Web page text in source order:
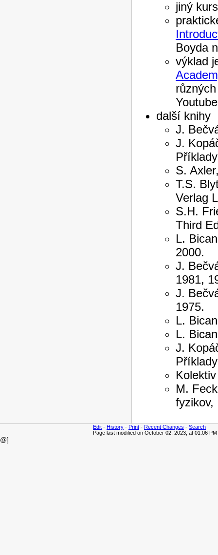
jiný
Boyda
výklad
další knihy
J.
J.
S.
T.S.
Verlag
S.H.
Third
L.
2000.
J.
1981,
J.
1975.
L.
L.
J.
M.
fyzikov,
Edit - History - Print - Recent Changes - Search
Page last modified on October 02, 2023, at 01:06 PM
@]